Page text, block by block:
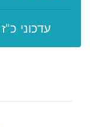
עדכוני כ"ז